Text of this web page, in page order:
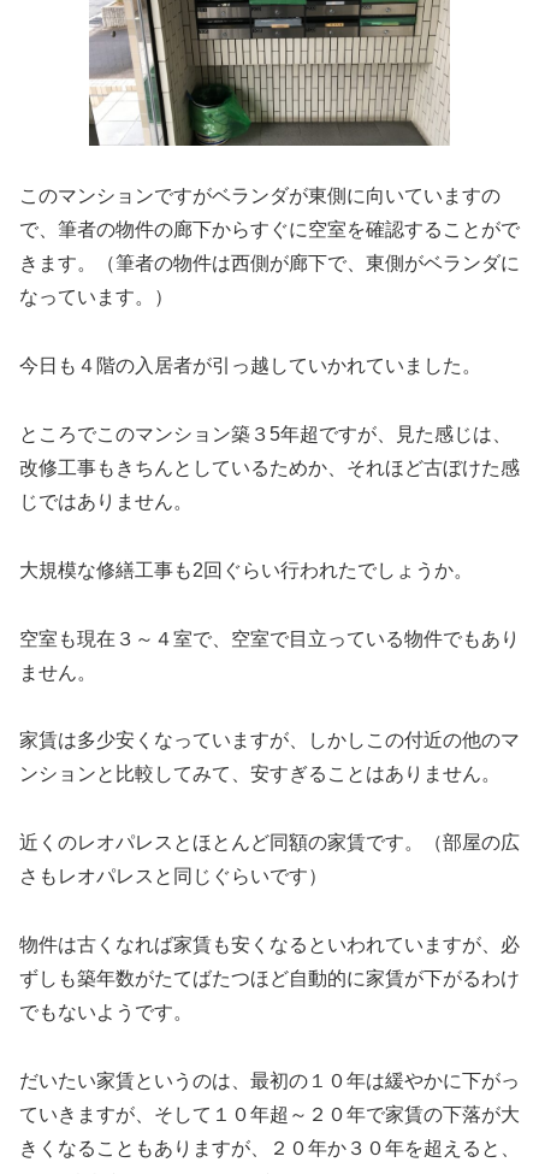
このマンションですがベランダが東側に向いていますの
で、筆者の物件の廊下からすぐに空室を確認することがで
きます。（筆者の物件は西側が廊下で、東側がベランダに
なっています。）
今日も４階の入居者が引っ越していかれていました。
ところでこのマンション築３5年超ですが、見た感じは、
改修工事もきちんとしているためか、それほど古ぼけた感
じではありません。
大規模な修繕工事も2回ぐらい行われたでしょうか。
空室も現在３～４室で、空室で目立っている物件でもあり
ません。
家賃は多少安くなっていますが、しかしこの付近の他のマ
ンションと比較してみて、安すぎることはありません。
近くのレオパレスとほとんど同額の家賃です。（部屋の広
さもレオパレスと同じぐらいです）
物件は古くなれば家賃も安くなるといわれていますが、必
ずしも築年数がたてばたつほど自動的に家賃が下がるわけ
でもないようです。
だいたい家賃というのは、最初の１０年は緩やかに下がっ
ていきますが、そして１０年超～２０年で家賃の下落が大
きくなることもありますが、２０年か３０年を超えると、